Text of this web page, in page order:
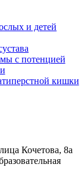
и детей
с потенцией
кишки
Кочетова, 8а